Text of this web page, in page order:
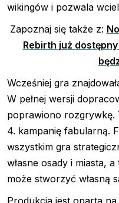
wikingów i pozwala
Zapoznaj się także z:
Rebirth już
Wcześniej gra
W pełnej wersji
poprawiono rozgrywkę.
4. kampanię fabularną.
wszystkim gra
własne osady i miasta,
może stworzyć własną